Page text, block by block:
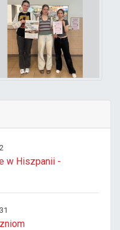
w Hiszpanii -